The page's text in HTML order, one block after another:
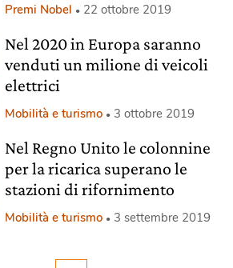
Premi Nobel 22 ottobre 2019
Nel 2020 in Europa saranno
venduti un milione di veicoli
elettrici
Mobilità e turismo 3 ottobre 2019
Nel Regno Unito le colonnine
per la ricarica superano le
stazioni di rifornimento
Mobilità e turismo 3 settembre 2019